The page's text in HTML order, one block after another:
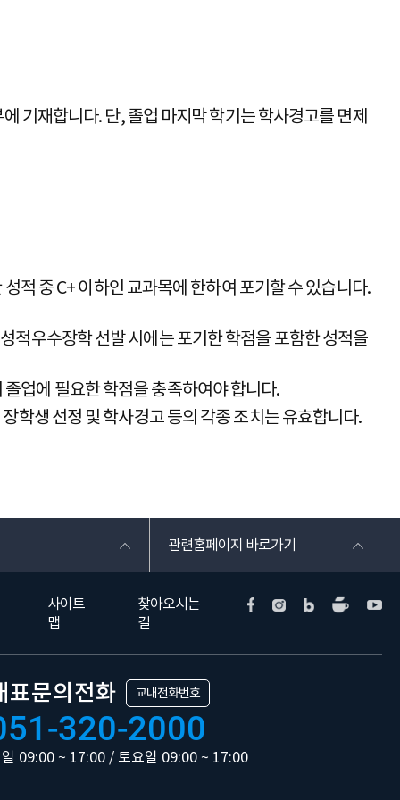
기재합니다. 단, 졸업 마지막 학기는 학사경고를 면제
적 중 C+ 이하인 교과목에 한하여 포기할 수 있습니다.
적우수장학 선발 시에는 포기한 학점을 포함한 성적을
업에 필요한 학점을 충족하여야 합니다.
학생 선정 및 학사경고 등의 각종 조치는 유효합니다.
관련홈페이지 바로가기
사이트
맵
찾아오시는
길
표문의전화 교내전화번호
320-2000
09:00 ~ 17:00 / 토요일 09:00 ~ 17:00